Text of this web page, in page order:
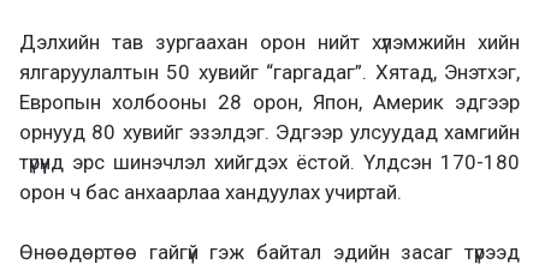
Дэлхийн тав зургаахан орон нийт хүлэмжийн хийн
ялгаруулалтын 50 хувийг “гаргадаг”. Хятад, Энэтхэг,
Европын холбооны 28 орон, Япон, Америк эдгээр
орнууд 80 хувийг эзэлдэг. Эдгээр улсуудад хамгийн
түрүүнд эрс шинэчлэл хийгдэх ёстой. Үлдсэн 170-180
орон ч бас анхаарлаа хандуулах учиртай.
Өнөөдөртөө гайгүй гэж байтал эдийн засаг түрээд